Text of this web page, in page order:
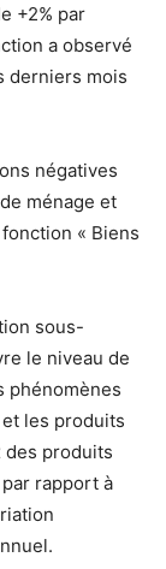
+2% par
a observé
derniers mois
négatives
ménage et
« Biens
sous-
le niveau de
phénomènes
les produits
des produits
rapport à